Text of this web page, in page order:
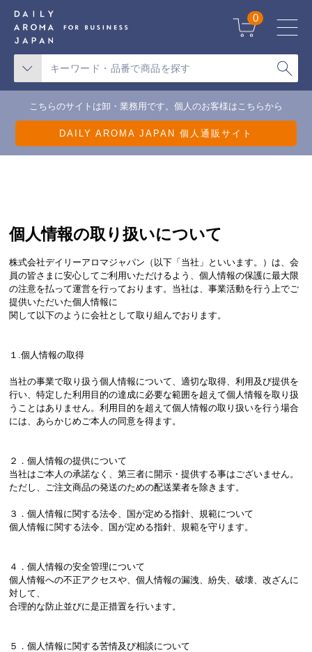
こちらのサイトは卸・業務用です。個人のお客様はこちらから
DAILY AROMA JAPAN 個人通販サイト
0
個人情報の取り扱いについて
株式会社デイリーアロマジャパン（以下「当社」といいます。）は、会
員の皆さまに安心してご利用いただけるよう、個人情報の保護に最大限
の注意を払って運営を行っております。当社は、事業活動を行う上でご
提供いただいた個人情報に
関して以下のように会社として取り組んでおります。
１.個人情報の取得
当社の事業で取り扱う個人情報について、適切な取得、利用及び提供を
行い、特定した利用目的の達成に必要な範囲を超えて個人情報を取り扱
うことはありません。利用目的を超えて個人情報の取り扱いを行う場合
には、あらかじめご本人の同意を得ます。
２．個人情報の提供について
当社はご本人の承諾なく、第三者に開示・提供する事はございません。
ただし、ご注文商品の発送のための配送業者を除きます。
３．個人情報に関する法令、国が定める指針、規範について
個人情報に関する法令、国が定める指針、規範を守ります。
４．個人情報の安全管理について
個人情報への不正アクセスや、個人情報の漏洩、紛失、破壊、改ざんに
対して、
合理的な防止並びに是正措置を行います。
５．個人情報に関する苦情及び相談について